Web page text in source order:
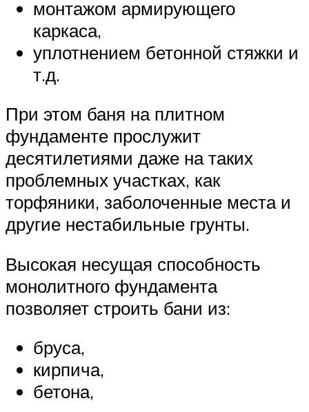
монтажом армирующего
каркаса,
уплотнением бетонной стяжки и
т.д.
При этом баня на плитном
фундаменте прослужит
десятилетиями даже на таких
проблемных участках, как
торфяники, заболоченные места и
другие нестабильные грунты.
Высокая несущая способность
монолитного фундамента
позволяет строить бани из:
бруса,
кирпича,
бетона,